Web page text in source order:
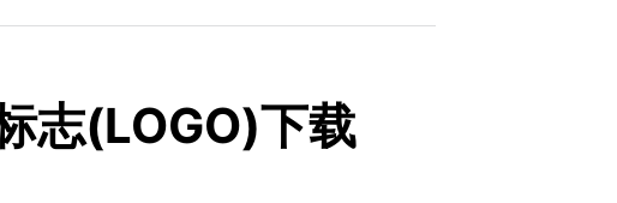
志(LOGO)下载